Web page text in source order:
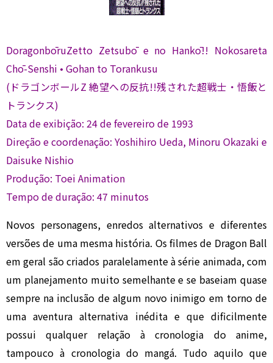
DoragonbōruZetto Zetsubō e no Hankō!! Nokosareta
Chō-Senshi • Gohan to Torankusu
(ドラゴンボールZ 絶望への反抗!!残された超戦士・悟飯と
トランクス)
Data de exibição: 24 de fevereiro de 1993
Direção e coordenação: Yoshihiro Ueda, Minoru Okazaki e
Daisuke Nishio
Produção: Toei Animation
Tempo de duração: 47 minutos
Novos personagens, enredos alternativos e diferentes
versões de uma mesma história. Os filmes de Dragon Ball
em geral são criados paralelamente à série animada, com
um planejamento muito semelhante e se baseiam quase
sempre na inclusão de algum novo inimigo em torno de
uma aventura alternativa inédita e que dificilmente
possui qualquer relação à cronologia do anime,
tampouco à cronologia do mangá. Tudo aquilo que